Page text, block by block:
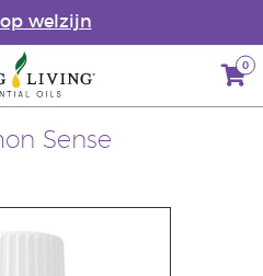
op welzijn
0
Sense